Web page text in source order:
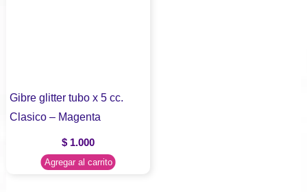
Gibre glitter tubo x 5 cc.
Clasico – Magenta
$ 1.000
Agregar al carrito